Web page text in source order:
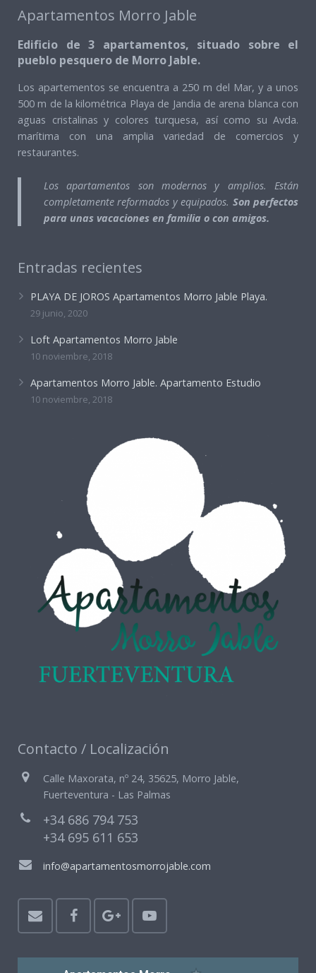
Apartamentos Morro Jable
Edificio de 3 apartamentos, situado sobre el
pueblo pesquero de Morro Jable.
Los apartementos se encuentra a 250 m del Mar, y a unos
500 m de la kilométrica Playa de Jandia de arena blanca con
aguas cristalinas y colores turquesa, así como su Avda.
marítima con una amplia variedad de comercios y
restaurantes.
Los apartamentos son modernos y amplios. Están
completamente reformados y equipados. Son perfectos
para unas vacaciones en familia o con amigos.
Entradas recientes
PLAYA DE JOROS Apartamentos Morro Jable Playa.
29 junio, 2020
Loft Apartamentos Morro Jable
10 noviembre, 2018
Apartamentos Morro Jable. Apartamento Estudio
10 noviembre, 2018
Contacto / Localización
Calle Maxorata, nº 24, 35625, Morro Jable,
Fuerteventura - Las Palmas
+34 686 794 753
+34 695 611 653
info@apartamentosmorrojable.com